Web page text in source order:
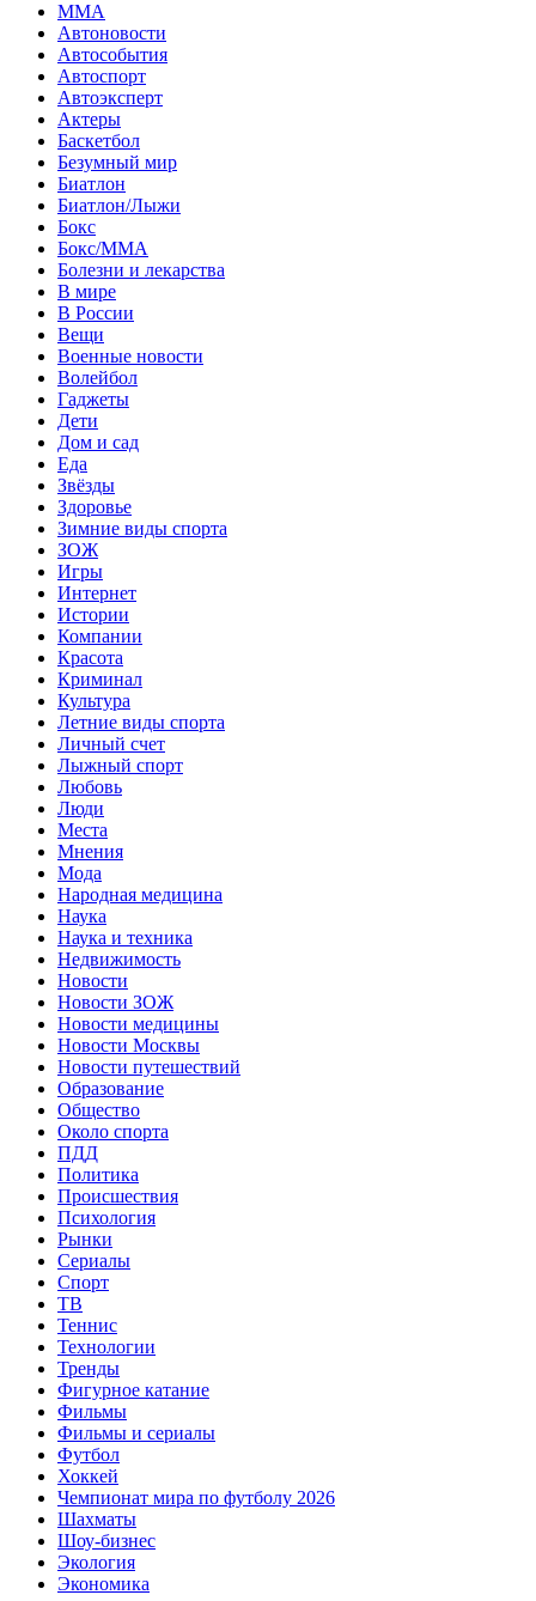
MMA
Автоновости
Автособытия
Автоспорт
Автоэксперт
Актеры
Баскетбол
Безумный мир
Биатлон
Биатлон/Лыжи
Бокс
Бокс/MMA
Болезни и лекарства
В мире
В России
Вещи
Военные новости
Волейбол
Гаджеты
Дети
Дом и сад
Еда
Звёзды
Здоровье
Зимние виды спорта
ЗОЖ
Игры
Интернет
Истории
Компании
Красота
Криминал
Культура
Летние виды спорта
Личный счет
Лыжный спорт
Любовь
Люди
Места
Мнения
Мода
Народная медицина
Наука
Наука и техника
Недвижимость
Новости
Новости ЗОЖ
Новости медицины
Новости Москвы
Новости путешествий
Образование
Общество
Около спорта
ПДД
Политика
Происшествия
Психология
Рынки
Сериалы
Спорт
ТВ
Теннис
Технологии
Тренды
Фигурное катание
Фильмы
Фильмы и сериалы
Футбол
Хоккей
Чемпионат мира по футболу 2026
Шахматы
Шоу-бизнес
Экология
Экономика